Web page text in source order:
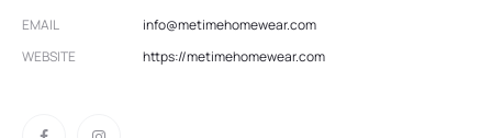
EMAIL
info@metimehomewear.com
WEBSITE
https://metimehomewear.com